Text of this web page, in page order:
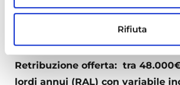
Rifiuta
settimanale
Retribuzione offerta: tra
lordi annui (RAL) con variabile